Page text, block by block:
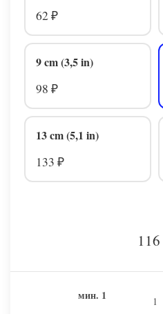
62 ₽
9 cm (3,5 in)
98 ₽
13 cm (5,1 in)
133 ₽
116
мин. 1